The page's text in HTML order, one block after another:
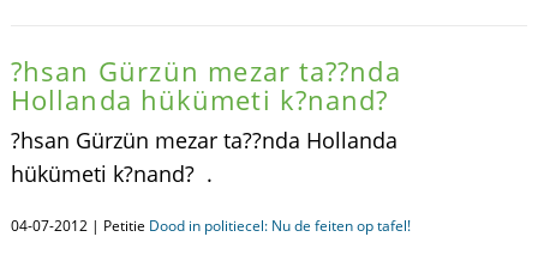
?hsan Gürzün mezar ta??nda
Hollanda hükümeti k?nand?
?hsan Gürzün mezar ta??nda Hollanda
hükümeti k?nand? .
04-07-2012 | Petitie Dood in politiecel: Nu de feiten op tafel!